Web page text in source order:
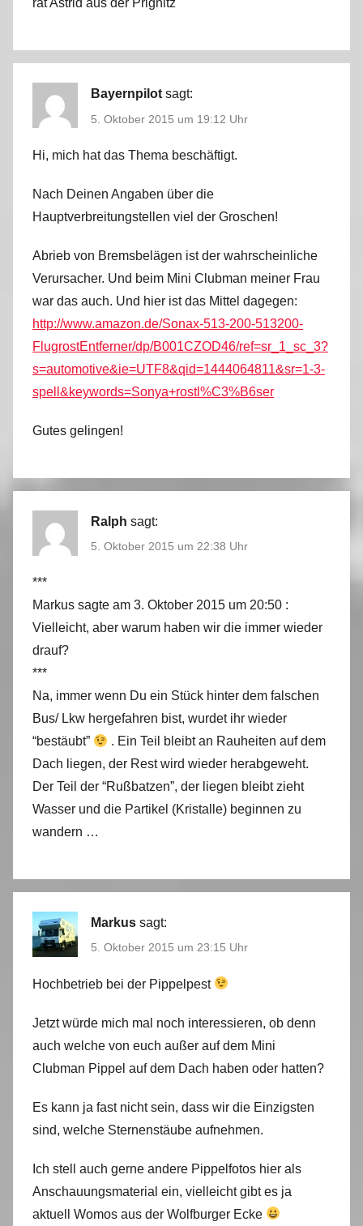
rät Astrid aus der Prignitz
Bayernpilot sagt:
5. Oktober 2015 um 19:12 Uhr
Hi, mich hat das Thema beschäftigt.
Nach Deinen Angaben über die
Hauptverbreitungstellen viel der Groschen!
Abrieb von Bremsbelägen ist der wahrscheinliche
Verursacher. Und beim Mini Clubman meiner Frau
war das auch. Und hier ist das Mittel dagegen:
http://www.amazon.de/Sonax-513-200-513200-
FlugrostEntferner/dp/B001CZOD46/ref=sr_1_sc_3?
s=automotive&ie=UTF8&qid=1444064811&sr=1-3-
spell&keywords=Sonya+rostl%C3%B6ser
Gutes gelingen!
Ralph sagt:
5. Oktober 2015 um 22:38 Uhr
***
Markus sagte am 3. Oktober 2015 um 20:50 :
Vielleicht, aber warum haben wir die immer wieder
drauf?
***
Na, immer wenn Du ein Stück hinter dem falschen
Bus/ Lkw hergefahren bist, wurdet ihr wieder
“bestäubt”
. Ein Teil bleibt an Rauheiten auf dem
Dach liegen, der Rest wird wieder herabgeweht.
Der Teil der “Rußbatzen”, der liegen bleibt zieht
Wasser und die Partikel (Kristalle) beginnen zu
wandern …
Markus sagt:
5. Oktober 2015 um 23:15 Uhr
Hochbetrieb bei der Pippelpest
Jetzt würde mich mal noch interessieren, ob denn
auch welche von euch außer auf dem Mini
Clubman Pippel auf dem Dach haben oder hatten?
Es kann ja fast nicht sein, dass wir die Einzigsten
sind, welche Sternenstäube aufnehmen.
Ich stell auch gerne andere Pippelfotos hier als
Anschauungsmaterial ein, vielleicht gibt es ja
aktuell Womos aus der Wolfburger Ecke